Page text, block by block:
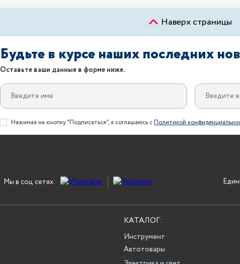
Наверх страницы
Будьте в курсе наших последних
Оставьте ваши данные в форме ниже.
Нажимая на кнопку "Подписаться", я соглашаюсь сПолитикой
Мы в соц сетях:
КАТАЛОГ:
Инструмент
Автотовары